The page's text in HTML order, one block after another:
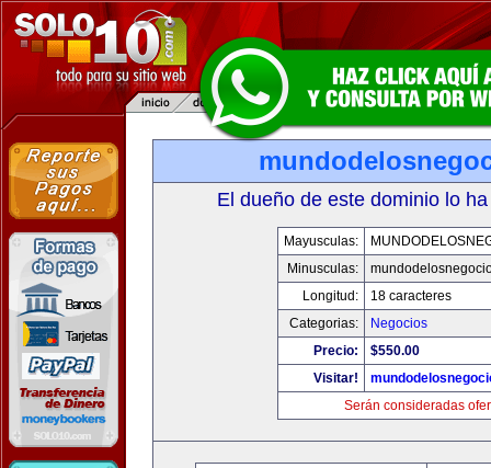
El dueño de este dominio lo
Mayusculas:
Minusculas:
Longitud:
18 caracteres
Categorias:
Negocios
Precio:
$550.00
Visitar!
Serán consideradas